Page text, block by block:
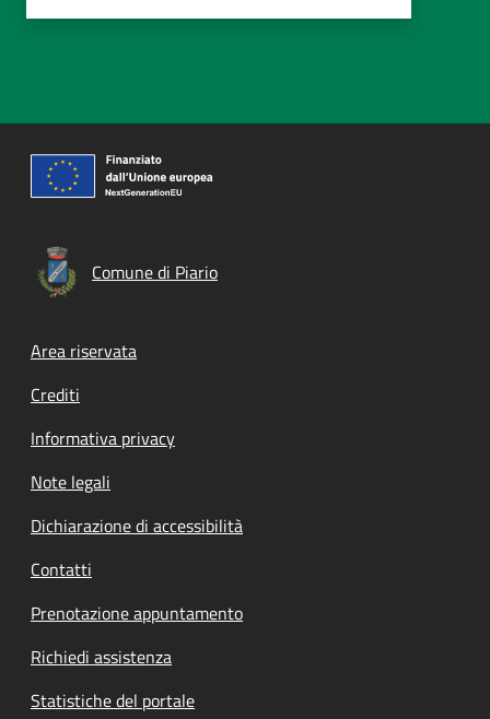
Comune di Piario
Footer menu
Area riservata
Crediti
Informativa privacy
Note legali
Dichiarazione di accessibilità
Contatti
Prenotazione appuntamento
Richiedi assistenza
Statistiche del portale